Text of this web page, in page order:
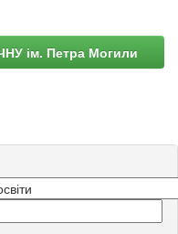
ім. Петра Могили